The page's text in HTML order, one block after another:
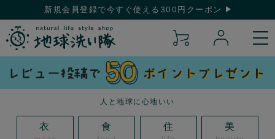
新規会員登録で今すぐ使える300円クーポン
人と地球に心地いい
衣 食 住 美